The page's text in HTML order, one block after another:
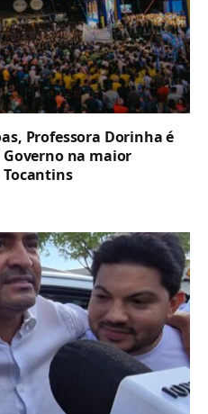
Professora Dorinha é
na maior